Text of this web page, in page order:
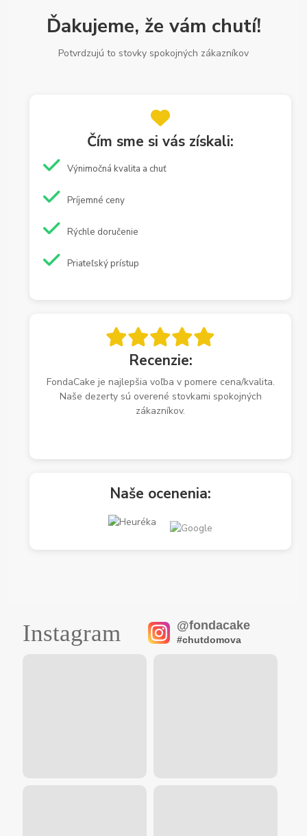
Ďakujeme, že vám chutí!
Potvrdzujú to stovky spokojných zákazníkov
Čím sme si vás získali:
Výnimočná kvalita a chuť
Príjemné ceny
Rýchle doručenie
Priateľský prístup
Recenzie:
FondaCake je najlepšia voľba v pomere cena/kvalita.
Naše dezerty sú overené stovkami spokojných
zákazníkov.
Naše ocenenia:
Instagram @fondacake
#chutdomova